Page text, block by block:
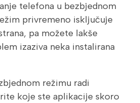
telefona u bezbjednom
privremeno isključuje
pa možete lakše
izaziva neka instalirana
režimu radi
koje ste aplikacije skoro